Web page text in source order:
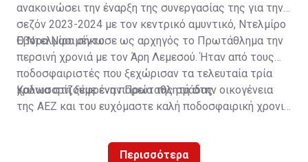
ανακοινώσει την έναρξη της συνεργασίας της για την
σεζόν 2023-2024 με τον κεντρικό αμυντικό, Ντελμίρο
Έβορα Νασιμέντο.
Ο Ντελμίρο σήκωσε ως αρχηγός το Πρωτάθλημα την
περσινή χρονιά με τον Άρη Λεμεσού. Ήταν από τους
ποδοσφαιριστές που ξεχώρισαν τα τελευταία τρία
χρόνια στη ξέφρενη πορεία της ομάδας.
Καλωσορίζουμε έναν Πρωταθλητή στην οικογένεια
της ΑΕΖ και του ευχόμαστε καλή ποδοσφαιρική χρονιά
Περισσότερα